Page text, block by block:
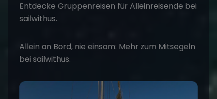
Entdecke Gruppenreisen für Alleinreisende bei
sailwithus.
Allein an Bord, nie einsam: Mehr zum Mitsegeln
bei sailwithus.